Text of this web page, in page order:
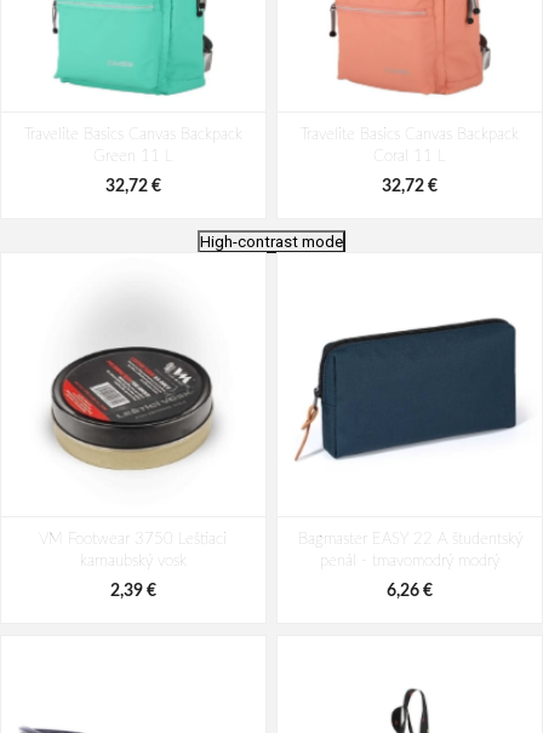
Travelite Basics Canvas Backpack
Green 11 L
32,72 €
Travelite Basics Canvas Backpack
Coral 11 L
32,72 €
Anthracite 11 L
32,72 €
Red 11 L
32,72 €
High-contrast mode
VM Footwear 3750 Leštiaci
karnaubský vosk
2,39 €
Bagmaster EASY 22 A študentský
penál - tmavomodrý modrý
6,26 €